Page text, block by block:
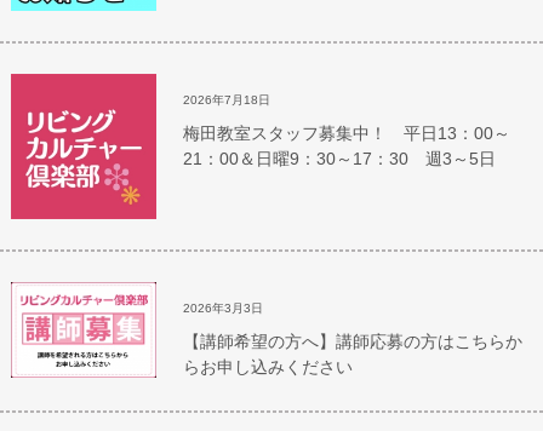
2026年7月18日
梅田教室スタッフ募集中！ 平日13：00～
21：00＆日曜9：30～17：30 週3～5日
2026年3月3日
【講師希望の方へ】講師応募の方はこちらか
らお申し込みください